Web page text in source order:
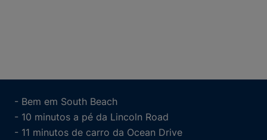
- Bem em South Beach
- 10 minutos a pé da Lincoln Road
- 11 minutos de carro da Ocean Drive